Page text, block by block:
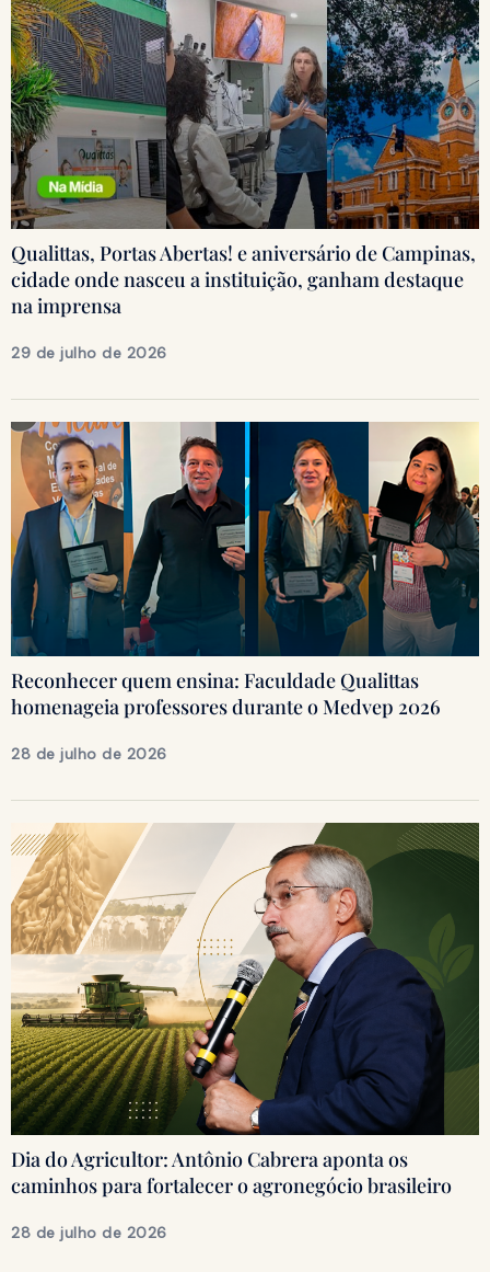
Qualittas, Portas Abertas! e aniversário de Campinas,
cidade onde nasceu a instituição, ganham destaque
na imprensa
29 de julho de 2026
Reconhecer quem ensina: Faculdade Qualittas
homenageia professores durante o Medvep 2026
28 de julho de 2026
Dia do Agricultor: Antônio Cabrera aponta os
caminhos para fortalecer o agronegócio brasileiro
28 de julho de 2026